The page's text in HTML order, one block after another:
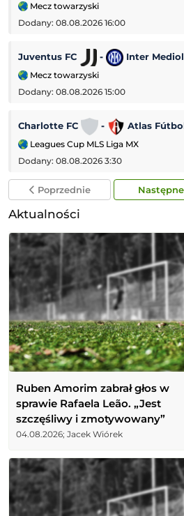
Mecz towarzyski
Dodany: 08.08.2026 16:00
Juventus FC - Inter
Mecz towarzyski
Dodany: 08.08.2026 15:00
Charlotte FC - Atlas
Leagues Cup MLS Liga MX
Dodany: 08.08.2026 3:30
Poprzednie Następne
Aktualności
Ruben Amorim zabrał głos w
sprawie Rafaela Leão. „Jest
szczęśliwy i zmotywowany”
04.08.2026; Jacek Wiórek